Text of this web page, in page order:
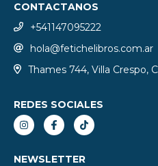
CONTACTANOS
+541147095222
hola@fetichelibros.com.ar
Thames 744, Villa Crespo,
REDES SOCIALES
NEWSLETTER